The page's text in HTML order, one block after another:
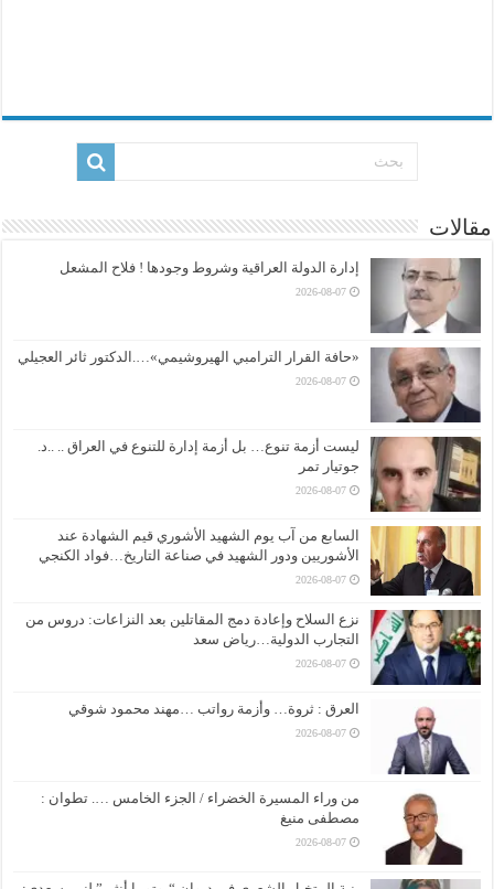
مقالات
إدارة الدولة العراقية وشروط وجودها ! فلاح المشعل
2026-08-07
«حافة القرار الترامبي الهيروشيمي»….الدكتور ثائر العجيلي
2026-08-07
ليست أزمة تنوع… بل أزمة إدارة للتنوع في العراق .. ..د.
جوتيار تمر
2026-08-07
السابع من آب يوم الشهيد الأشوري قيم الشهادة عند
الأشوريين ودور الشهيد في صناعة التاريخ…فواد الكنجي
2026-08-07
نزع السلاح وإعادة دمج المقاتلين بعد النزاعات: دروس من
التجارب الدولية…رياض سعد
2026-08-07
العرق : ثروة… وأزمة رواتب …مهند محمود شوقي
2026-08-07
من وراء المسيرة الخضراء / الجزء الخامس …. تطوان :
مصطفى منيغ
2026-08-07